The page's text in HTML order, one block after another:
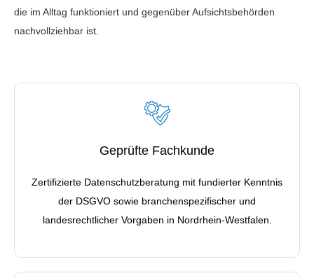
die im Alltag funktioniert und gegenüber Aufsichtsbehörden
nachvollziehbar ist.
Geprüfte Fachkunde
Zertifizierte Datenschutzberatung mit fundierter Kenntnis
der DSGVO sowie branchenspezifischer und
landesrechtlicher Vorgaben in Nordrhein-Westfalen.